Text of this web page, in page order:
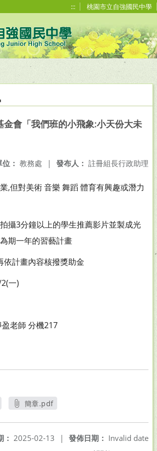
::: 桃園市立自強國民中學
金會「我們班的小飛象:小天份大未
發布人： 註冊組長行政助理
： 教務處 |
,但對美術 音樂 舞蹈 體育有興趣或潛力
攝3分鐘以上的學生推薦影片並製成光
期一年的習藝計畫
畫內容核撥獎助金
一)
老師 分機217
簡章.pdf
發佈日期： Invalid date
2025-02-13
|